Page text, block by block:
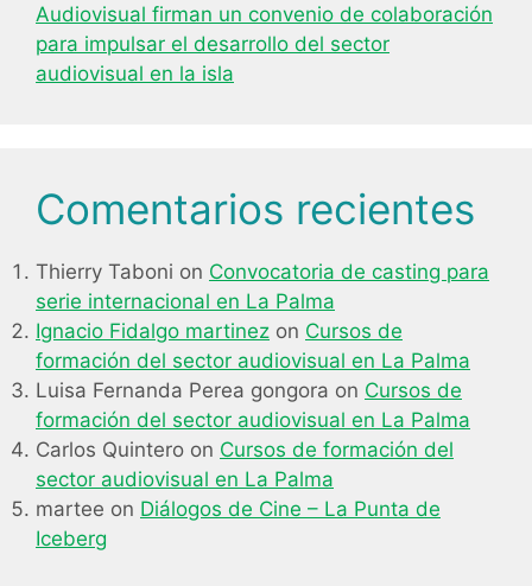
Audiovisual firman un convenio de colaboración
para impulsar el desarrollo del sector
audiovisual en la isla
Comentarios recientes
Thierry Taboni on Convocatoria de casting para
serie internacional en La Palma
Ignacio Fidalgo martinez on Cursos de
formación del sector audiovisual en La Palma
Luisa Fernanda Perea gongora on Cursos de
formación del sector audiovisual en La Palma
Carlos Quintero on Cursos de formación del
sector audiovisual en La Palma
martee on Diálogos de Cine – La Punta de
Iceberg